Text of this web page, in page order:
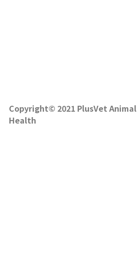
Copyright© 2021 PlusVet Animal
Health